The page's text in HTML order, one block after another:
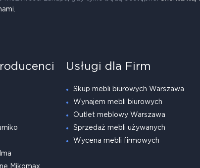
Mikomax
Usługi dla Firm
Skup mebli biurowych Warszawa
Wynajem mebli biurowych
Outlet meblowy Warszawa
Sprzedaż mebli używanych
Wycena mebli firmowych